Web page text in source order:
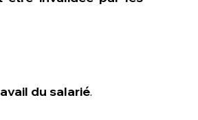
du salarié.